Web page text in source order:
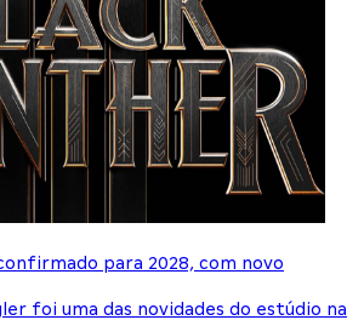
para 2028, com novo
foi uma das novidades do estúdio na